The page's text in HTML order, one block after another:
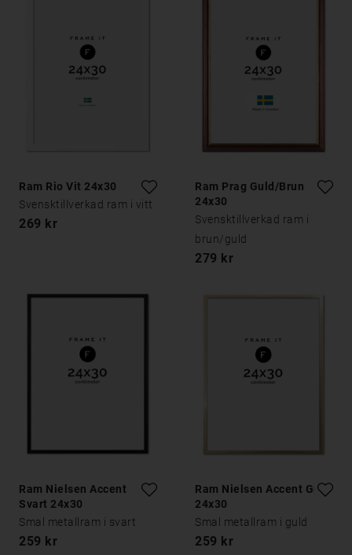
Ram Rio Vit 24x30
Svensktillverkad ram i vitt
269 kr
Ram Prag Guld/Brun
24x30
Svensktillverkad ram i
brun/guld
279 kr
Ram Nielsen Accent
Svart 24x30
Smal metallram i svart
259 kr
Ram Nielsen Accent Guld
24x30
Smal metallram i guld
259 kr